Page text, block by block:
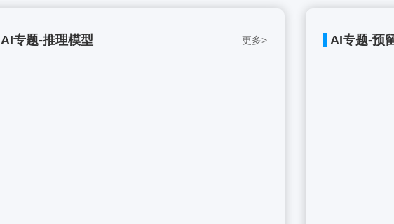
AI专题-推理模型 更多> AI专题-预